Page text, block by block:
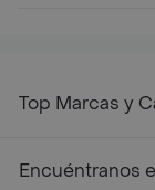
Top Marcas y
Encuéntranos